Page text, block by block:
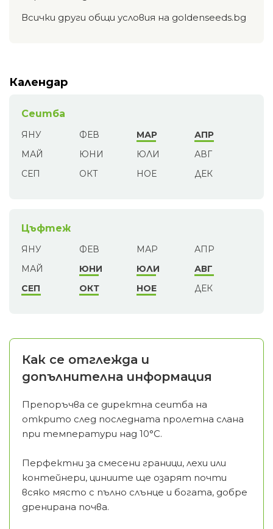
Всички други общи условия на goldenseeds.bg
Календар
Сеитба
ЯНУ ФЕВ МАР
АПР
МАЙ
ЮНИ ЮЛИ
АВГ
СЕП
ОКТ НОЕ ДЕК
Цъфтеж
ЯНУ ФЕВ МАР
АПР
МАЙ
ЮНИ ЮЛИ
АВГ
СЕП
ОКТ НОЕ ДЕК
Как се отглежда и
допълнителна информация
Препоръчва се директна сеитба на
открито след последната пролетна слана
при температури над 10°C.
Перфектни за смесени граници, лехи или
контейнери, циниите ще озарят почти
всяко място с пълно слънце и богата, добре
дренирана почва.